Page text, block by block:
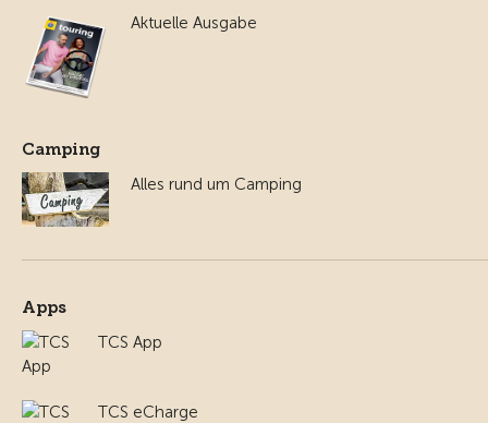
Aktuelle Ausgabe
Camping
Alles rund um Camping
Apps
TCS App
TCS eCharge